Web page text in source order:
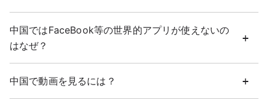
中国ではFaceBook等の世界的アプリが使えないの
はなぜ？
中国で動画を見るには？